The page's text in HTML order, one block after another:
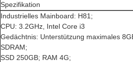
Spezifikation
Industrielles Mainboard: H81;
CPU: 3.2GHz, Intel Core i3
Gedächtnis: Unterstützung maximales
SDRAM;
SSD 250GB; RAM 4G;